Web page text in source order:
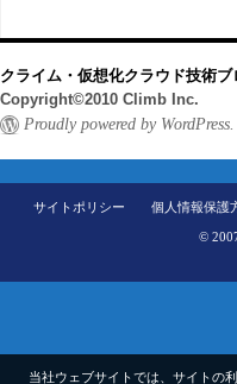
クライム・仮想化クラウド技術ブ
Copyright©2010 Climb Inc.
Proudly powered by WordPress.
サイトポリシー 個人情報保護
©
当社ウェブサイトでは、サイトの